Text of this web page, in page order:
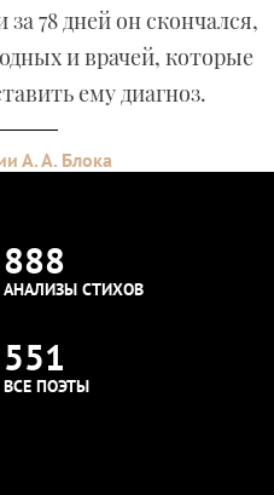
78 дней он скончался,
и врачей, которые
ему диагноз.
А. А. Блока
888
АНАЛИЗЫ СТИХОВ
551
ВСЕ ПОЭТЫ